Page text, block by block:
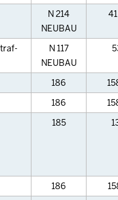
N 214
NEUBAU
N 117
NEUBAU
186
186
185
186